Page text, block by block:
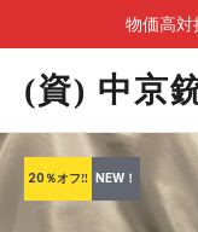
物価高対
(資) 中京
20％オフ‼ NEW！